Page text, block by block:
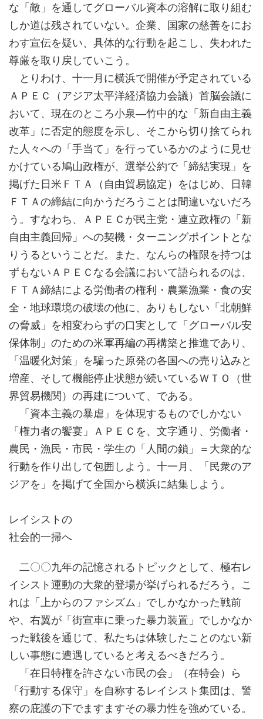
な「敵」を通してグローバル資本の溶解に取り組む
しか道は残されていない。企業、国家の慈善をにお
わす宣伝を疑い、具体的な行動を起こし、失われた
尊厳を取り戻していこう。
とりわけ、十一月に横浜で開催が予定されている
ＡＰＥＣ（アジア太平洋経済協力会議）首脳会議に
おいて、現在のところ小泉―竹中的な「新自由主義
改革」に否定的態度を示し、そこから切り捨てられ
た人々への「手当て」を行っているかのように見せ
かけている鳩山政権が、選挙公約で「締結実現」を
掲げた日米ＦＴＡ（自由貿易協定）をはじめ、日韓
ＦＴＡの締結に向かうだろうことは間違いないだろ
う。すなわち、ＡＰＥＣが民主党・連立政権の「新
自由主義回帰」への契機・ターニングポイントとな
りうるということだ。また、なんらの権限を持つは
ずもないＡＰＥＣなる会議において語られるのは、
ＦＴＡ締結による労働者の権利・農業漁業・食の安
全・地球環境の破壊の他に、ありもしない「北朝鮮
の脅威」を相変わらずの口実として「グローバル安
保体制」のための米軍再編の再構築と推進であり、
「温暖化対策」を騙った原発の各国への売り込みと
増産、そして機能停止状態が続いているＷＴＯ（世
界貿易機関）の再建について、である。
「資本主義の暴虐」を体現するものでしかない
「権力者の饗宴」ＡＰＥＣを、文字通り、労働者・
農民・漁民・市民・学生の「人間の鎖」＝大衆的な
行動を作り出して包囲しよう。十一月、「民衆のア
ジアを」を掲げて全国から横浜に結集しよう。
レイシストの
社会的一掃へ
二〇〇九年の記憶されるトピックとして、極右レ
イシスト運動の大衆的登場が挙げられるだろう。こ
れは「上からのファシズム」でしかなかった戦前
や、右翼が「街宣車に乗った暴力装置」でしかなか
った戦後を通じて、私たちは体験したことのない新
しい事態に遭遇していると考えるべきだろう。
「在日特権を許さない市民の会」（在特会）ら
「行動する保守」を自称するレイシスト集団は、警
察の庇護の下でますますその暴力性を強めている。